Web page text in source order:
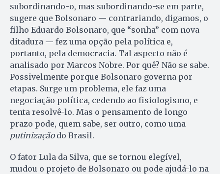
subordinando-o, mas subordinando-se em parte,
sugere que Bolsonaro — contrariando, digamos, o
filho Eduardo Bolsonaro, que “sonha” com nova
ditadura — fez uma opção pela política e,
portanto, pela democracia. Tal aspecto não é
analisado por Marcos Nobre. Por quê? Não se sabe.
Possivelmente porque Bolsonaro governa por
etapas. Surge um problema, ele faz uma
negociação política, cedendo ao fisiologismo, e
tenta resolvê-lo. Mas o pensamento de longo
prazo pode, quem sabe, ser outro, como uma
putinizaçãodo Brasil.
O fator Lula da Silva, que se tornou elegível,
mudou o projeto de Bolsonaro ou pode ajudá-lo na